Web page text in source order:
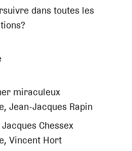
dans toutes les
miraculeux
Jean-Jacques Rapin
Chessex
Vincent Hort